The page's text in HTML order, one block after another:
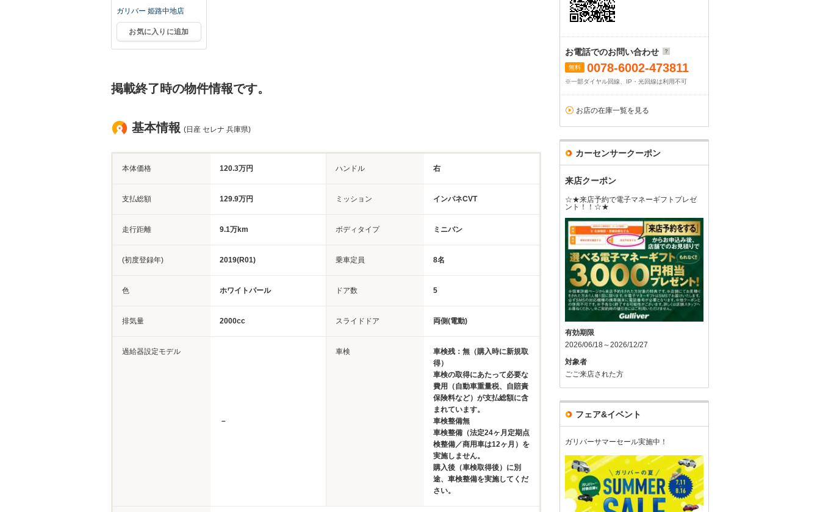
ガリバー 姫路中地店
お気に入りに追加
掲載終了時の物件情報です。
基本情報 (日産 セレナ 兵庫県)
本体価格 120.3万円 ハンドル 右
支払総額 129.9万円 ミッション インパネCVT
走行距離 9.1万km ボディタイプ ミニバン
(初度登録年) 2019(R01) 乗車定員 8名
色 ホワイトパール ドア数 5
排気量 2000cc スライドドア 両側(電動)
過給器設定モデル
－
車検
車検残：無（購入時に新規取
得）
車検の取得にあたって必要な
費用（自動車重量税、自賠責
保険料など）が支払総額に含
まれています。
車検整備無
車検整備（法定24ヶ月定期点
検整備／商用車は12ヶ月）を
実施しません。
購入後（車検取得後）に別
途、車検整備を実施してくだ
さい。
お電話でのお問い合わせ
無料 0078-6002-473811
※一部ダイヤル回線、IP・光回線は利用不可
お店の在庫一覧を見る
カーセンサークーポン
来店クーポン
☆★来店予約で電子マネーギフトプレゼ
ント！！☆★
有効期限
2026/06/18～2026/12/27
対象者
ごご来店された方
フェア&イベント
ガリバーサマーセール実施中！